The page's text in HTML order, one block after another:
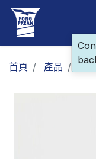
OEM/ODM
首頁 產品 一